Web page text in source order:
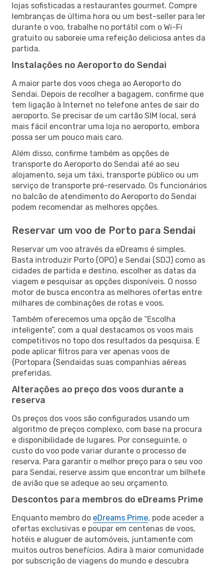
lojas sofisticadas a restaurantes gourmet. Compre
lembranças de última hora ou um best-seller para ler
durante o voo, trabalhe no portátil com o Wi-Fi
gratuito ou saboreie uma refeição deliciosa antes da
partida.
Instalações no Aeroporto do Sendai
A maior parte dos voos chega ao Aeroporto do
Sendai. Depois de recolher a bagagem, confirme que
tem ligação à Internet no telefone antes de sair do
aeroporto. Se precisar de um cartão SIM local, será
mais fácil encontrar uma loja no aeroporto, embora
possa ser um pouco mais caro.
Além disso, confirme também as opções de
transporte do Aeroporto do Sendai até ao seu
alojamento, seja um táxi, transporte público ou um
serviço de transporte pré-reservado. Os funcionários
no balcão de atendimento do Aeroporto do Sendai
podem recomendar as melhores opções.
Reservar um voo de Porto para Sendai
Reservar um voo através da eDreams é simples.
Basta introduzir Porto (OPO) e Sendai (SDJ) como as
cidades de partida e destino, escolher as datas da
viagem e pesquisar as opções disponíveis. O nosso
motor de busca encontra as melhores ofertas entre
milhares de combinações de rotas e voos.
Também oferecemos uma opção de “Escolha
inteligente”, com a qual destacamos os voos mais
competitivos no topo dos resultados da pesquisa. E
pode aplicar filtros para ver apenas voos de
{Portopara {Sendaidas suas companhias aéreas
preferidas.
Alterações ao preço dos voos durante a
reserva
Os preços dos voos são configurados usando um
algoritmo de preços complexo, com base na procura
e disponibilidade de lugares. Por conseguinte, o
custo do voo pode variar durante o processo de
reserva. Para garantir o melhor preço para o seu voo
para Sendai, reserve assim que encontrar um bilhete
de avião que se adeque ao seu orçamento.
Descontos para membros do eDreams Prime
Enquanto membro do eDreams Prime, pode aceder a
ofertas exclusivas e poupar em centenas de voos,
hotéis e aluguer de automóveis, juntamente com
muitos outros benefícios. Adira à maior comunidade
por subscrição de viagens do mundo e descubra